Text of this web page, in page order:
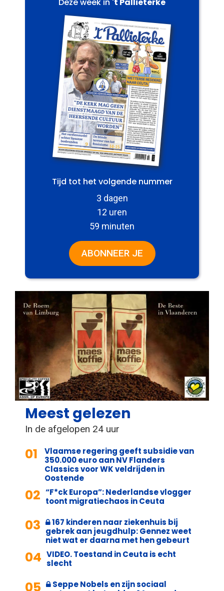
Tijd tot het volgende nummer
3 dagen
12 uren
59 minuten
ABONNEER JE
Meest gelezen
In de afgelopen 24 uur
01
Vlaamse regering geeft subsidie van
350.000 euro aan NV Flanders
Classics voor WK veldrijden in
Oostende
02 “F*ck Europa”: Nederlandse vlogger
toont migratiechaos in Ceuta
03
167 kinderen naar ziekenhuis bij
gebrek aan jeugdhulp: Gennez weet
niet wat er daarna met hen gebeurt
04 VIDEO. Toestand in Ceuta is echt
slecht
05
Seppe Nobels en zijn sociaal